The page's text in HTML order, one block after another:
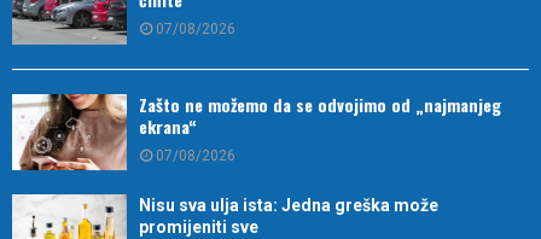
07/08/2026
Zašto ne možemo da se odvojimo od „najmanjeg
ekrana“
07/08/2026
Nisu sva ulja ista: Jedna greška može
promijeniti sve